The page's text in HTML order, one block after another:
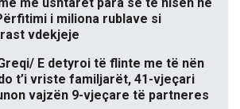
i miliona rublave si
vdekjeje
E detyroi të flinte me të nën
t’i vriste familjarët, 41-vjeçari
vajzën 9-vjeçare të partneres